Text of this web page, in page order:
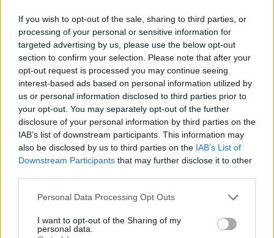
If you wish to opt-out of the sale, sharing to third parties, or
processing of your personal or sensitive information for
targeted advertising by us, please use the below opt-out
section to confirm your selection. Please note that after your
opt-out request is processed you may continue seeing
interest-based ads based on personal information utilized by
us or personal information disclosed to third parties prior to
your opt-out. You may separately opt-out of the further
disclosure of your personal information by third parties on the
IAB’s list of downstream participants. This information may
also be disclosed by us to third parties on the IAB’s List of
Downstream Participants that may further disclose it to other
Personal Data Processing Opt Outs
I want to opt-out of the Sharing of my
personal data.
l’allenatore ha detto: “Si, l’accostamento ci
sta.Bergkampsegnava di più ed era più che un assist-
man,ma adesso cheMesutsta cominciando a fare più gol
il paragone regge davvero.”
In merito al portiere ceco, che ieri sera ha battuto il record
diclean sheetsdella Premier League diDavid James
(170 partite senza subire gol),Wengerha riconosciuto che
si tratta di uno dei migliori portieri della storia del club
insieme aSeaman, nonché di uno tra i migliori in assoluto
ad aver mai giocato in Inghilterra.
REDAZIONE